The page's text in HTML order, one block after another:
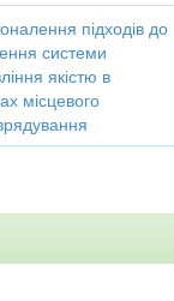
підходів до
системи
якістю в
місцевого